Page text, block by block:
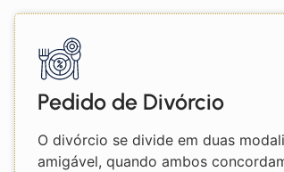
Pedido de Divórcio
O divórcio se divide em duas
amigável, quando ambos